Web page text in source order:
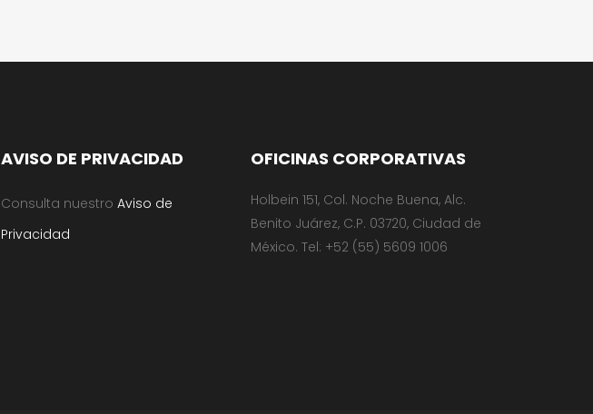
AVISO DE PRIVACIDAD
Consulta nuestro Aviso de
Privacidad
OFICINAS CORPORATIVAS
Holbein 151, Col. Noche Buena, Alc.
Benito Juárez, C.P. 03720, Ciudad de
México. Tel: +52 (55) 5609 1006